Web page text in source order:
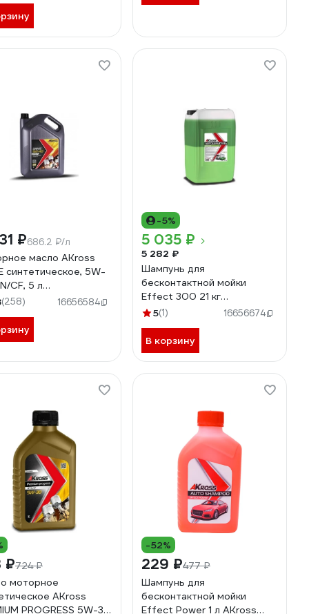
₽686.2 ₽/л
масло AKross
синтетическое, 5W-
CF, 5 л
(258) 16656584
-5%
5 035 ₽
5 282 ₽
Шампунь для
бесконтактной мойки
Effect 300 21 кг
двухкомпонентный AKross
5(1) 16656674
В корзину
₽724 ₽
моторное
AKross
PROGRESS 5W-30
-52%
229 ₽477 ₽
Шампунь для
бесконтактной мойки
Effect Power 1 л AKross